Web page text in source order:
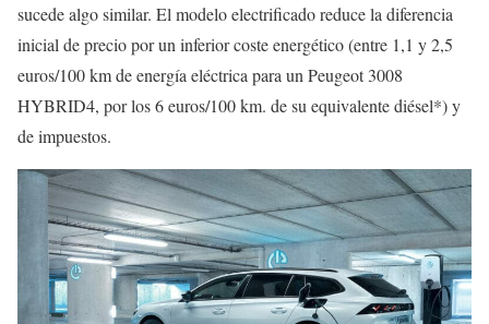
sucede algo similar. El modelo electrificado reduce la diferencia
inicial de precio por un inferior coste energético (entre 1,1 y 2,5
euros/100 km de energía eléctrica para un Peugeot 3008
HYBRID4, por los 6 euros/100 km. de su equivalente diésel*) y
de impuestos.